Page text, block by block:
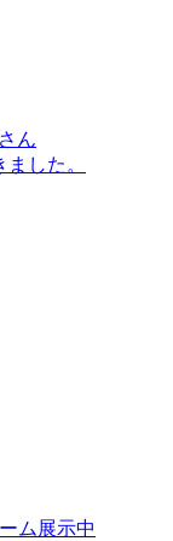
ん
した。
ム展示中